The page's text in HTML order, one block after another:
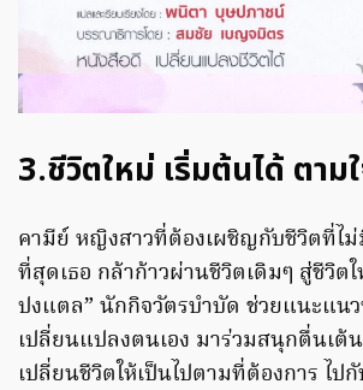
3.ชีวิตใหม่ เริ่มต้นได้ ตาม
คามีย์ หญิงสาวที่ต้องเผชิญกับชีวิตที่ไ
ที่สุดเธอ กล้าก้าวผ่านชีวิตเดิมๆ สู่ชีวิต
ปงแตล” นักกิจวัตรบำบัด ช่วยแนะแนว
เปลี่ยนแปลงตนเอง มาร่วมสนุกตื่นเต้
เปลี่ยนชีวิตให้เป็นไปตามที่ต้องการ ไป